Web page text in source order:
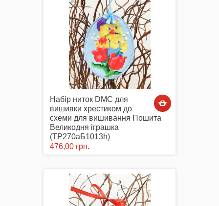
Набір ниток DMC для
вишивки хрестиком до
схеми для вишивання Пошита
Великодня іграшка
(ТР270аБ1013h)
476,00 грн.